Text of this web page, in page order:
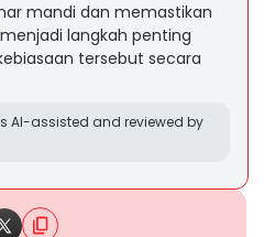
mandi dan memastikan
langkah penting
tersebut secara
AI-assisted and reviewed by